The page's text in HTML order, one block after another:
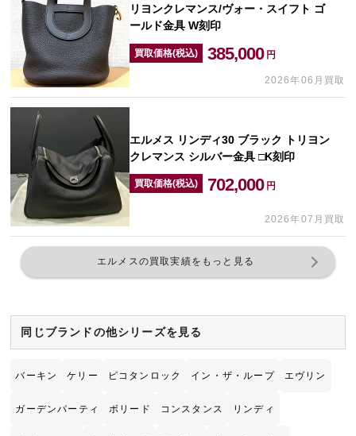
リヨンクレマンス/ヴォー・スイフト ゴ
ールド金具 W刻印
買取価格(税込) 385,000 円
2026年06月買取
エルメス リンディ30 ブラック トリヨン
クレマンス シルバー金具 □K刻印
買取価格(税込) 702,000 円
2026年07月買取
エルメスの買取実績をもっと見る
同じブランドの他シリーズを見る
バーキン ケリー ピコタンロック イン・ザ・ループ エヴリン
ガーデンパーティ ボリード コンスタンス リンディ